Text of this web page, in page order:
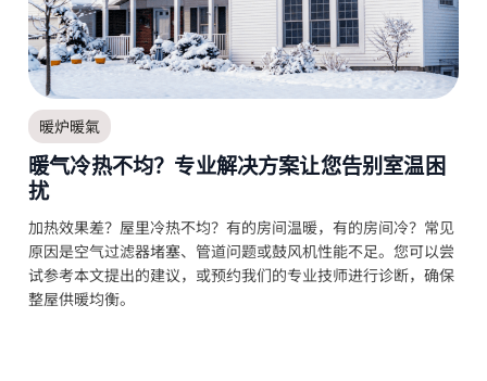
暖炉暖氣
暖气冷热不均？专业解决方案让您告别室温困
扰
加热效果差？屋里冷热不均？有的房间温暖，有的房间冷？常见
原因是空气过滤器堵塞、管道问题或鼓风机性能不足。您可以尝
试参考本文提出的建议，或预约我们的专业技师进行诊断，确保
整屋供暖均衡。